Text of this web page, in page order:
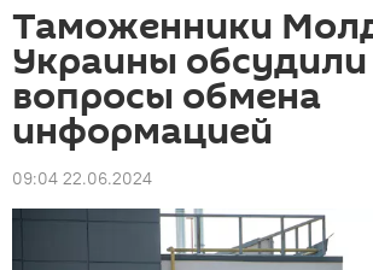
Таможенники
Украины обсудили
вопросы обмена
информацией
09:04 22.06.2024